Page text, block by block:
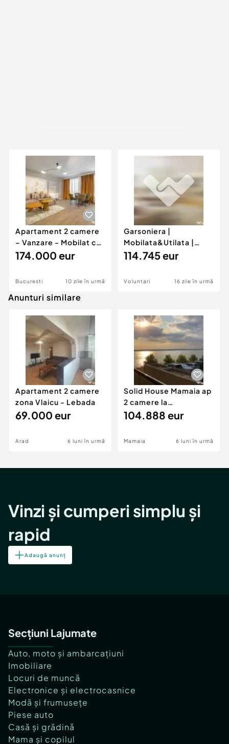
Contactează-ne pentru detalii suplimentare sau
pentru o vizionare!
VAUNT ID: 113896
Confort:1
Tip imobil:Bloc de apartamente
Număr Băi:1
Apartament 2 camere
– Vanzare - Mobilat cu
Designer –...
174.000 eur
Bucuresti 10 zile în urmă
Garsoniera |
Mobilata&Utilata |
Ivory Residence | Rond
114.745 eur
Voluntari 16 zile în urmă
Anunturi similare
Apartament 2 camere
zona Vlaicu - Lebada
69.000 eur
Arad 6 luni în urmă
Solid House Mamaia ap
2 camere la
cheie,langa Mega
104.888 eur
Mamaia 6 luni în urmă
Vinzi și cumperi simplu și
rapid
Adaugă anunț
Secțiuni Lajumate
Auto, moto și ambarcațiuni
Imobiliare
Locuri de muncă
Electronice și electrocasnice
Modă și frumusețe
Piese auto
Casă și grădină
Mama și copilul